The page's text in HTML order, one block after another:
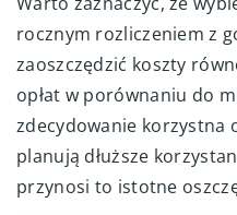
rocznym rozliczeniem z
zaoszczędzić koszty
opłat w porównaniu do
zdecydowanie korzystna
planują dłuższe
przynosi to istotne